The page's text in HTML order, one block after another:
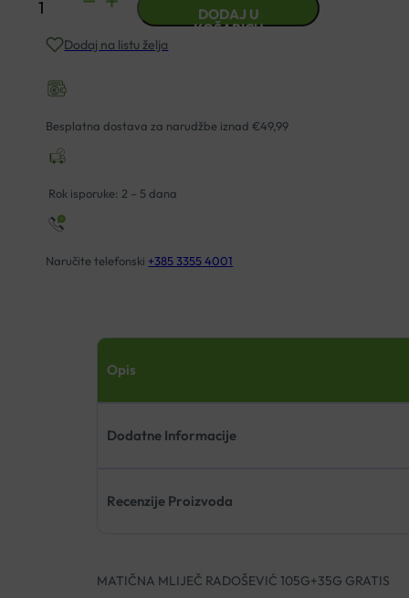
RADOŠEVIĆ
GRATIS
količina
DODAJ U
KOŠARICU
Dodaj na listu želja
Besplatna dostava za narudžbe iznad €49,99
Rok isporuke: 2 – 5 dana
Naručite telefonski +385 3355 4001
Opis
Dodatne Informacije
Recenzije Proizvoda
MATIČNA MLIJEČ RADOŠEVIĆ 105G+35G GRATIS